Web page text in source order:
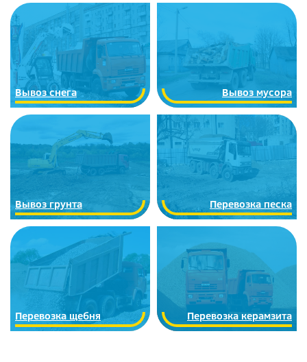
Вывоз снега Вывоз мусора
Вывоз грунта Перевозка песка
Перевозка щебня Перевозка керамзита